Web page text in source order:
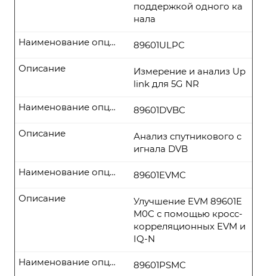
поддержкой одного ка
нала
89601ULPC
Наименование опции
Измерение и анализ Up
link для 5G NR
Описание
89601DVBC
Наименование опции
Анализ спутникового с
игнала DVB
Описание
89601EVMC
Наименование опции
Улучшение EVM 89601E
M0C с помощью кросс-
корреляционных EVM и
IQ-N
Описание
89601PSMC
Наименование опции